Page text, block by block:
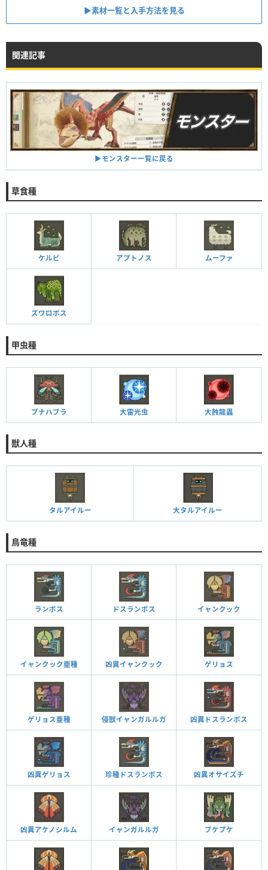
▶︎素材一覧と入手方法を見る
関連記事
▶︎モンスター一覧に戻る
草食種
ケルビ アプトノス ムーファ
ズワロポス
甲虫種
ブナハブラ 大雷光虫 大蝕龍蟲
獣人種
タルアイルー 大タルアイルー
鳥竜種
ランポス ドスランポス イャンクック
イャンクック亜種 凶異イャンクック ゲリョス
ゲリョス亜種 侵獣イャンガルルガ 凶異ドスランポス
凶異ゲリョス 珍種ドスランポス 凶異オサイズチ
凶異アケノシルム イャンガルルガ プケプケ